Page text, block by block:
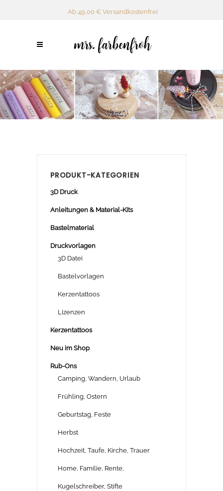
Ab 49,00 € Versandkostenfrei
PRODUKT-KATEGORIEN
3D Druck
Anleitungen & Material-Kits
Bastelmaterial
Druckvorlagen
3D Datei
Bastelvorlagen
Kerzentattoos
Lizenzen
Kerzentattoos
Neu im Shop
Rub-Ons
Camping, Wandern, Urlaub
Frühling, Ostern
Geburtstag, Feste
Herbst
Hochzeit, Taufe, Kirche, Trauer
Home, Familie, Rente,
Kugelschreiber, Stifte